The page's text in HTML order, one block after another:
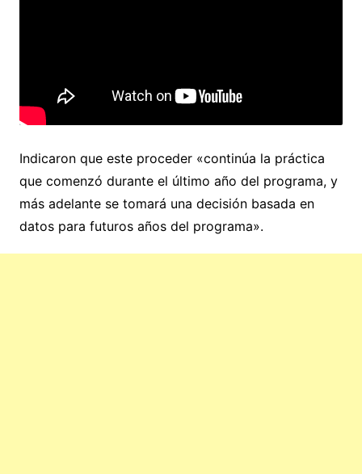
Indicaron que este proceder «continúa la práctica
que comenzó durante el último año del programa, y
más adelante se tomará una decisión basada en
datos para futuros años del programa».